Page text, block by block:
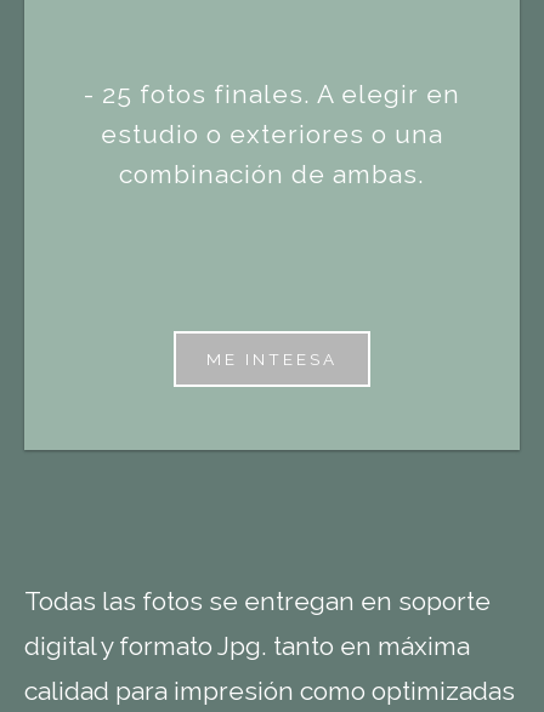
- 25 fotos finales. A elegir en
estudio o exteriores o una
combinación de ambas.
ME INTEESA
Todas las fotos se entregan en soporte
digital y formato Jpg. tanto en máxima
calidad para impresión como optimizadas